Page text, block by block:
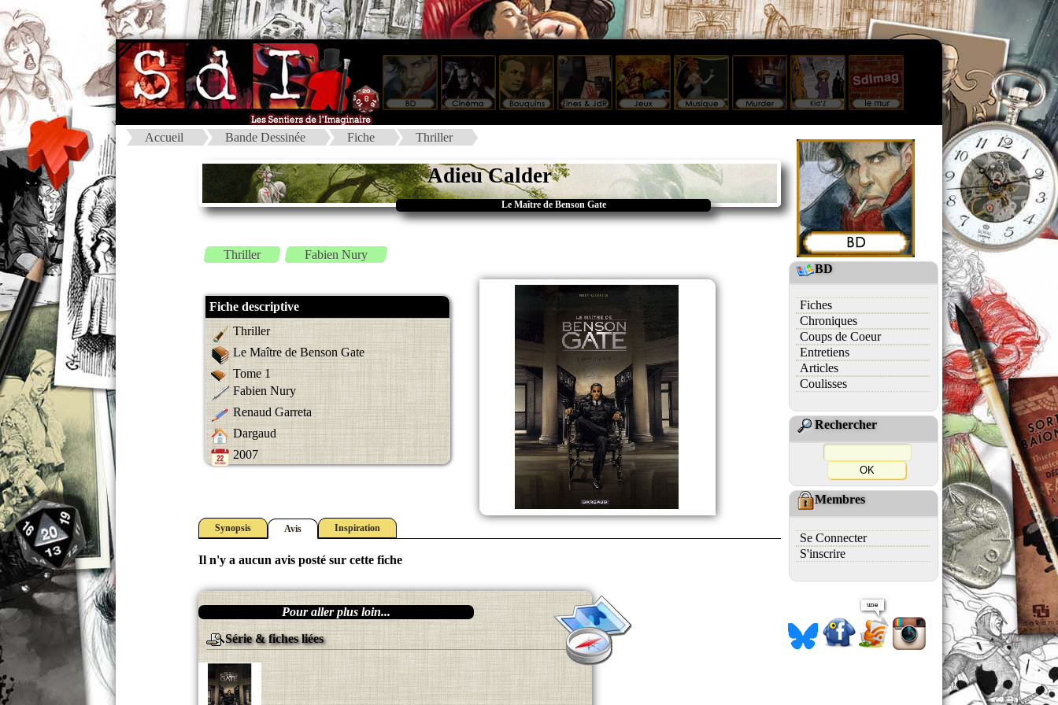
Accueil Bande Dessinée Fiche Thriller
Adieu Calder
Le Maître de Benson Gate
Thriller Fabien Nury
Fiche descriptive
Thriller
Le Maître de Benson Gate
Tome 1
Fabien Nury
Renaud Garreta
Dargaud
2007
Synopsis Avis Inspiration
Il n'y a aucun avis posté sur cette fiche
Pour aller plus loin...
Série & fiches liées
BD
Fiches
Chroniques
Coups de Coeur
Entretiens
Articles
Coulisses
Rechercher
Membres
Se Connecter
S'inscrire